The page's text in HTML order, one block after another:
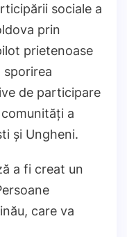
sociale a
prin
prietenoase
sporirea
de participare
a
și Ungheni.
a fi creat un
care va